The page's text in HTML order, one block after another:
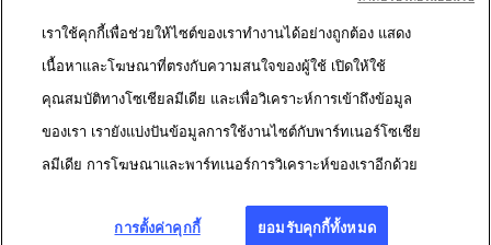
นำเนื้อหาบนเว็บไซต์ของ AFP ไปเผยแพร่ต่อโดยไม่ได้รับอนุญาตก่อน
ในวัตถุประสงค์อื่น โดยเฉพาะการนำไปผลิตซ้ำ การใช้เพื่อสื่อสารกับ
สาธารณะ หรือการเผยแพร่เนื้อหาบนเว็บไซต์ ทั้งในบางส่วนหรือ
ทั้งหมด โดย AFP ไม่ได้รับสิทธิ์ใดๆ จากเจ้าของลิขสิทธิ์สำหรับเนื้อหา
ของบุคคลที่สามนี้และจะไม่รับผิดชอบใดๆ ในเรื่องนี้ AFP และ
สัญลักษณ์เป็นเครื่องหมายที่ได้รับการจดทะเบียนการค้า
เราใช้คุกกี้เพื่อช่วยให้ไซต์ของเราทำงานได้อย่างถูกต้อง แสดง
เนื้อหาและโฆษณาที่ตรงกับความสนใจของผู้ใช้ เปิดให้ใช้
คุณสมบัติทางโซเชียลมีเดีย และเพื่อวิเคราะห์การเข้าถึงข้อมูล
ของเรา เรายังแบ่งปันข้อมูลการใช้งานไซต์กับพาร์ทเนอร์โซเชีย
ลมีเดีย การโฆษณาและพาร์ทเนอร์การวิเคราะห์ของเราอีกด้วย
การตั้งค่าคุกกี้ ยอมรับคุกกี้ทั้งหมด